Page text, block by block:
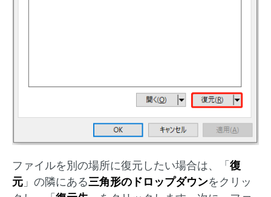
ファイルを別の場所に復元したい場合は、「復
元 」の隣にある三角形のドロップダウンをクリッ